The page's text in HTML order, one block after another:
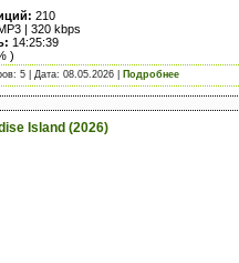
210
| 320 kbps
14:25:39
)
5 | Дата: 08.05.2026 Подробнее
Island (2026)